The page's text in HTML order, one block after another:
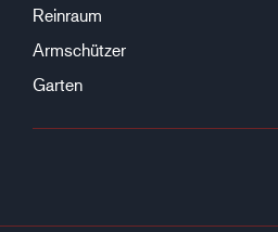
Reinraum
Armschützer
Garten